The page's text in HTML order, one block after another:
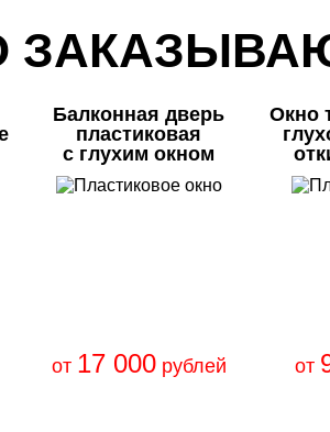
Балконная дверь
пластиковая
с глухим окном
от 17 000рублей
Окно
от